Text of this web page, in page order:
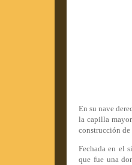
En su nave
la capilla
construcción
Fechada en el
que fue una